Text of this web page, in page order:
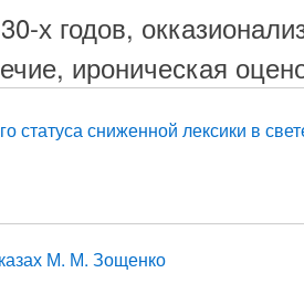
х годов,
ироническая
статуса сниженной лексики в
М. М. Зощенко